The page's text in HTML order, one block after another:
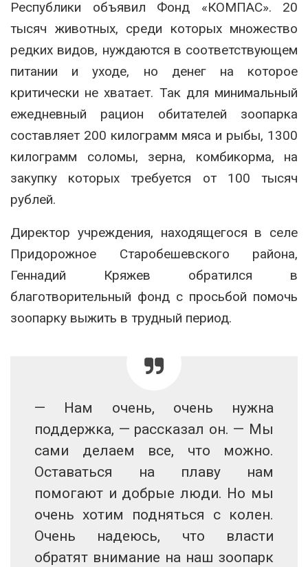
Республики объявил Фонд «КОМПАС». 20
тысяч животных, среди которых множество
редких видов, нуждаются в соответствующем
питании и уходе, но денег на которое
критически не хватает. Так для минимальный
ежедневный рацион обитателей зоопарка
составляет 200 килограмм мяса и рыбы, 1300
килограмм соломы, зерна, комбикорма, на
закупку которых требуется от 100 тысяч
рублей.
Директор учреждения, находящегося в селе
Придорожное Старобешевского района,
Геннадий Кряжев обратился в
благотворительный фонд с просьбой помочь
зоопарку выжить в трудный период.
— Нам очень, очень нужна
поддержка, — рассказал он. — Мы
сами делаем все, что можно.
Оставаться на плаву нам
помогают и добрые люди. Но мы
очень хотим подняться с колен.
Очень надеюсь, что власти
обратят внимание на наш зоопарк